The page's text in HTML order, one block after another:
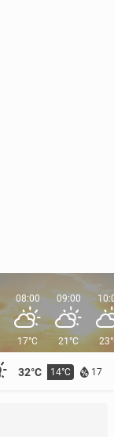
32°C 14°C 17
08:00
17°C
09:00
21°C